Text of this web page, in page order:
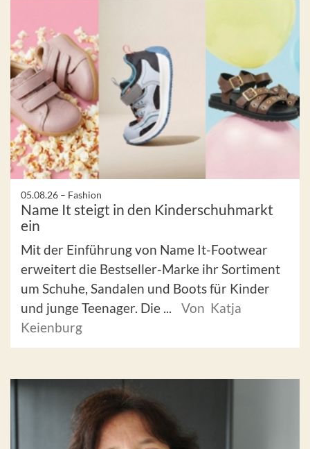
05.08.26 – Fashion
Name It steigt in den Kinderschuhmarkt
ein
Mit der Einführung von Name It-Footwear
erweitert die Bestseller-Marke ihr Sortiment
um Schuhe, Sandalen und Boots für Kinder
und junge Teenager. Die ...
Von Katja
Keienburg